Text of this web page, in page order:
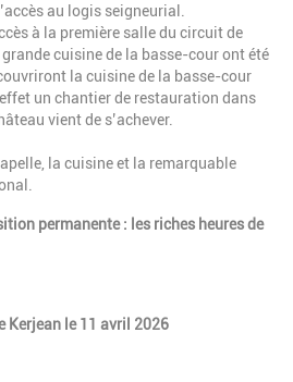
au logis seigneurial.
à la première salle du circuit de
cuisine de la basse-cour ont été
la cuisine de la basse-cour
un chantier de restauration dans
vient de s’achever.
la cuisine et la remarquable
permanente : les riches heures de
Kerjean le 11 avril 2026